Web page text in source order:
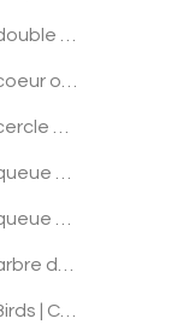
bohème chic
turquoise et
hubun bohème
chic
et strass
chic
bohème chic
coeur
or bohème
or bohème
de baleine
de baleine
de vie or
| Collier